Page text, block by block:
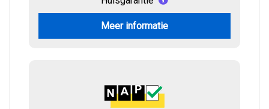
Meer informatie